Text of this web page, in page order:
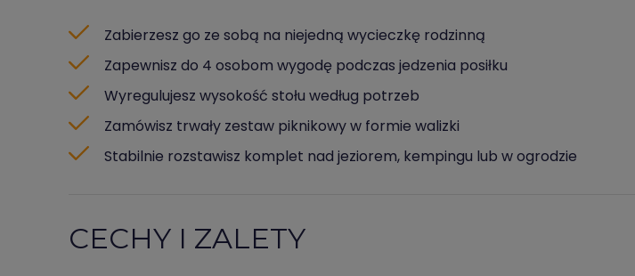
Zabierzesz go ze sobą na niejedną wycieczkę rodzinną
Zapewnisz do 4 osobom wygodę podczas jedzenia posiłku
Wyregulujesz wysokość stołu według potrzeb
Zamówisz trwały zestaw piknikowy w formie walizki
Stabilnie rozstawisz komplet nad jeziorem, kempingu lub w ogrodzie
CECHY I ZALETY